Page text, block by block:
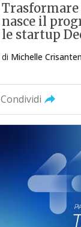
Trasformare
nasce il
le startup
di Michelle
Condividi